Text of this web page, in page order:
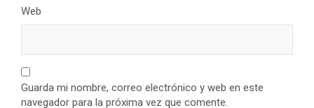
Web
Guarda mi nombre, correo electrónico y web en este
navegador para la próxima vez que comente.